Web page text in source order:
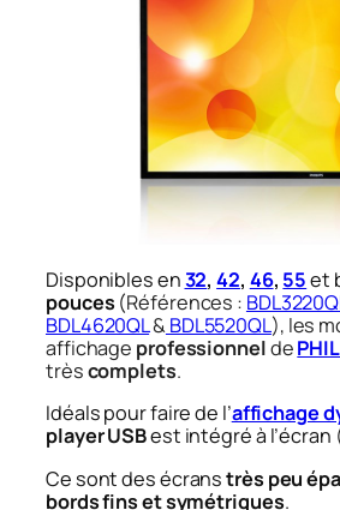
Disponibles en32,42, 46, 55et
pouces (Références :
BDL4620QL&BDL5520QL), les
affichage professionnelde
trèscomplets.
Idéals pour faire de l’affichage
player USBest intégré à l’écran
Ce sont des écranstrès peu
bords fins et symétriques.